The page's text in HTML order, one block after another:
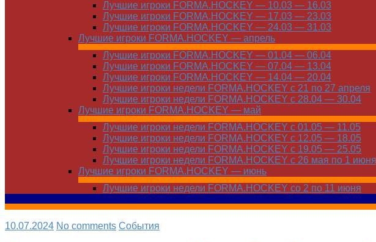
Лучшие игроки FORMA.HOCKEY — 10.03 — 16.03
Лучшие игроки FORMA.HOCKEY — 17.03 — 23.03
Лучшие игроки FORMA.HOCKEY — 24.03 — 31.03
Лучшие игроки FORMA.HOCKEY — апрель
Лучшие игроки FORMA.HOCKEY — 01.04 — 06.04
Лучшие игроки FORMA.HOCKEY — 07.04 — 13.04
Лучшие игроки FORMA.HOCKEY — 14.04 — 20.04
Лучшие игроки недели FORMA.HOCKEY с 21 по 27 апреля
Лучшие игроки недели FORMA.HOCKEY с 28.04 — 30.04
Лучшие игроки FORMA.HOCKEY — май
Лучшие игроки недели FORMA.HOCKEY с 01.05 — 11.05
Лучшие игроки недели FORMA.HOCKEY с 12.05 — 18.05
Лучшие игроки недели FORMA.HOCKEY с 19.05 — 25.05
Лучшие игроки недели FORMA.HOCKEY с 26 мая по 1 июня
Лучшие игроки FORMA.HOCKEY — июнь
Лучшие игроки недели FORMA.HOCKEY со 2 по 11 июня
10.07.2024 No comments Cобытия